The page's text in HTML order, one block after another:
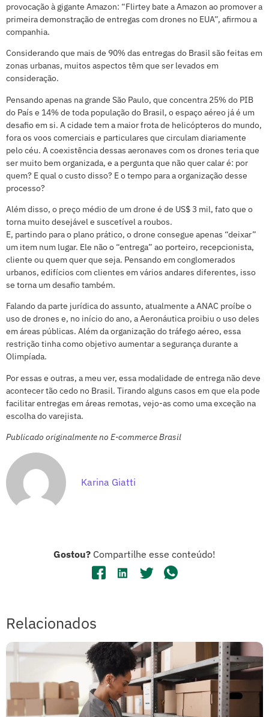
provocação à gigante Amazon: “Flirtey bate a Amazon ao promover a
primeira demonstração de entregas com drones no EUA”, afirmou a
companhia.
Considerando que mais de 90% das entregas do Brasil são feitas em
zonas urbanas, muitos aspectos têm que ser levados em
consideração.
Pensando apenas na grande São Paulo, que concentra 25% do PIB
do País e 14% de toda população do Brasil, o espaço aéreo já é um
desafio em si. A cidade tem a maior frota de helicópteros do mundo,
fora os voos comerciais e particulares que circulam diariamente
pelo céu. A coexistência dessas aeronaves com os drones teria que
ser muito bem organizada, e a pergunta que não quer calar é: por
quem? E qual o custo disso? E o tempo para a organização desse
processo?
Além disso, o preço médio de um drone é de US$ 3 mil, fato que o
torna muito desejável e suscetível a roubos.
E, partindo para o plano prático, o drone consegue apenas “deixar”
um item num lugar. Ele não o “entrega” ao porteiro, recepcionista,
cliente ou quem quer que seja. Pensando em conglomerados
urbanos, edifícios com clientes em vários andares diferentes, isso
se torna um desafio também.
Falando da parte jurídica do assunto, atualmente a ANAC proíbe o
uso de drones e, no início do ano, a Aeronáutica proibiu o uso deles
em áreas públicas. Além da organização do tráfego aéreo, essa
restrição tinha como objetivo aumentar a segurança durante a
Olimpíada.
Por essas e outras, a meu ver, essa modalidade de entrega não deve
acontecer tão cedo no Brasil. Tirando alguns casos em que ela pode
facilitar entregas em áreas remotas, vejo-as como uma exceção na
escolha do varejista.
Publicado originalmente no E-commerce Brasil
Karina Giatti
Gostou? Compartilhe esse conteúdo!
Relacionados